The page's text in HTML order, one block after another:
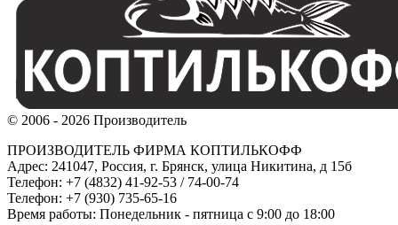
© 2006 - 2026 Производитель
ПРОИЗВОДИТЕЛЬ ФИРМА КОПТИЛЬКОФФ
Адрес: 241047, Россия, г. Брянск, улица Никитина, д 15б
Телефон: +7 (4832) 41-92-53 / 74-00-74
Телефон: +7 (930) 735-65-16
Время работы: Понедельник - пятница с 9:00 до 18:00